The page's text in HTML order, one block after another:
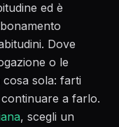
ed è
Dove
o le
sola: farti
a farlo.
, scegli un